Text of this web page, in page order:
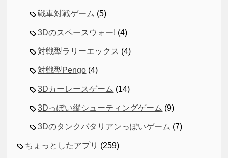
戦車対戦ゲーム (5)
3Dのスペースウォー! (4)
対戦型ラリーエックス (4)
対戦型Pengo (4)
3Dカーレースゲーム (14)
3Dっぽい縦シューティングゲーム (9)
3Dのタンクバタリアンっぽいゲーム (7)
ちょっとしたアプリ (259)